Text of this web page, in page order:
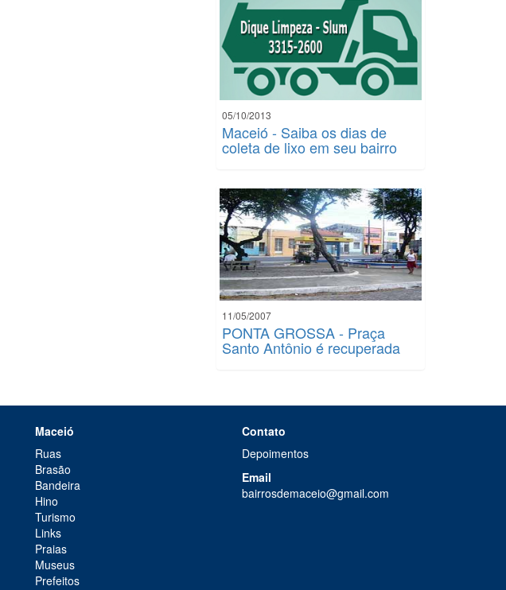
05/10/2013
Maceió - Saiba os dias de
coleta de lixo em seu bairro
11/05/2007
PONTA GROSSA - Praça
Santo Antônio é recuperada
Maceió
Ruas
Brasão
Bandeira
Hino
Turismo
Links
Praias
Museus
Prefeitos
Contato
Depoimentos
Email
bairrosdemaceio@gmail.com